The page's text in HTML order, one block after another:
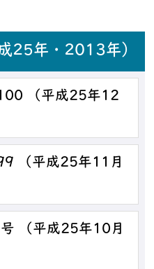
25年・2013年）
（平成25年12
（平成25年11月
（平成25年10月